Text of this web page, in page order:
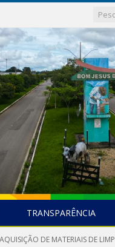
TRANSPARÊNCIA
DE MATERIAIS DE